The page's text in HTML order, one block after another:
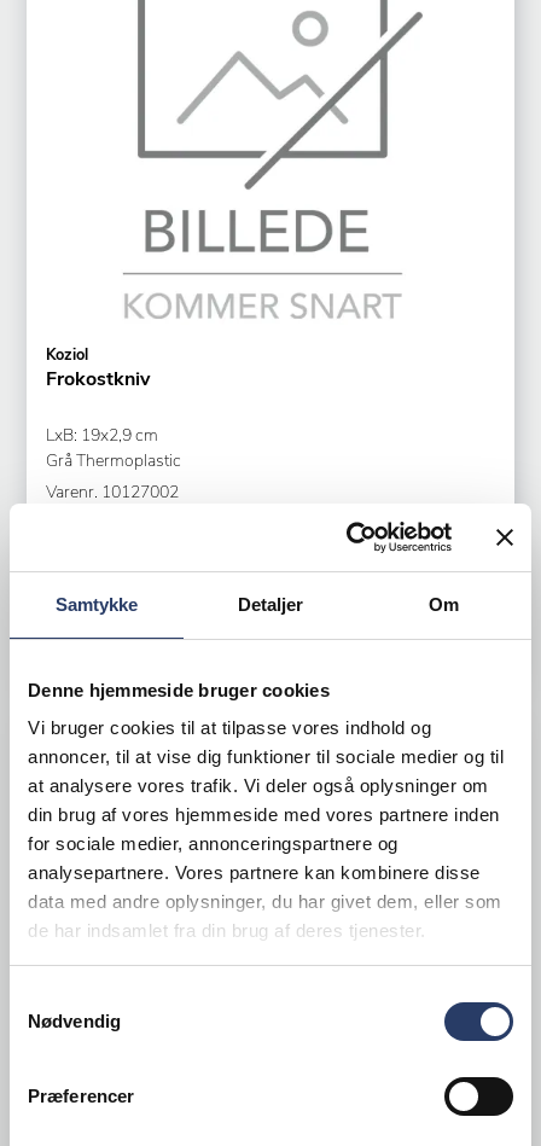
Samtykke Detaljer Om
Denne hjemmeside bruger cookies
Vi bruger cookies til at tilpasse vores indhold og
annoncer, til at vise dig funktioner til sociale medier og til
at analysere vores trafik. Vi deler også oplysninger om
din brug af vores hjemmeside med vores partnere inden
for sociale medier, annonceringspartnere og
analysepartnere. Vores partnere kan kombinere disse
data med andre oplysninger, du har givet dem, eller som
de har indsamlet fra din brug af deres tjenester.
Nødvendig
Præferencer
Koziol
Frokostkniv
LxB: 19x2,9 cm
Grå Thermoplastic
Varenr. 10127002
10,75 DKK /productUnit
LÆG I KURV